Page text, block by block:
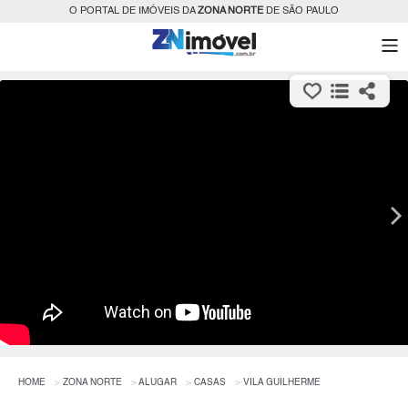
O PORTAL DE IMÓVEIS DAZONA NORTEDE SÃO PAULO
HOME ZONA NORTE ALUGAR CASAS VILA GUILHERME